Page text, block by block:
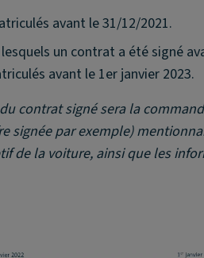
avant le 31/12/2021.
un contrat a été signé
avant le 1er janvier 2023.
contrat signé sera la
signée par exemple)
de la voiture, ainsi que les